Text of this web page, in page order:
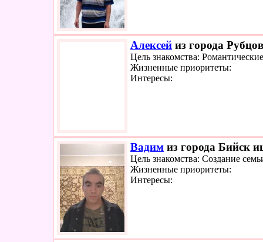
Алексей из города
Цель знакомства:
Жизненные приоритеты:
Интересы:
Вадим из города Бийск
Цель знакомства: Создание
Жизненные приоритеты:
Интересы: